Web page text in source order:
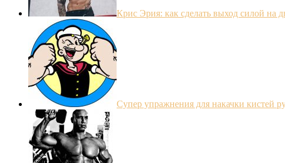
Крис Эрия: как сделать выход силой на
Супер упражнения для накачки кистей